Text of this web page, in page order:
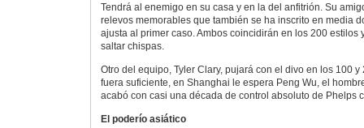
Tendrá al enemigo en su casa y en la del anfitrión. Su
relevos memorables que también se ha inscrito en media
ajusta al primer caso. Ambos coincidirán en los 200 estilos
saltar chispas.
Otro del equipo, Tyler Clary, pujará con el divo en los 100
fuera suficiente, en Shanghai le espera Peng Wu, el
acabó con casi una década de control absoluto de Phelps
El poderío asiático